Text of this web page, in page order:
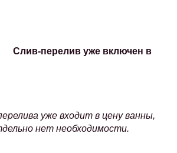
Слив-перелив уже включен в
уже входит в цену ванны,
нет необходимости.